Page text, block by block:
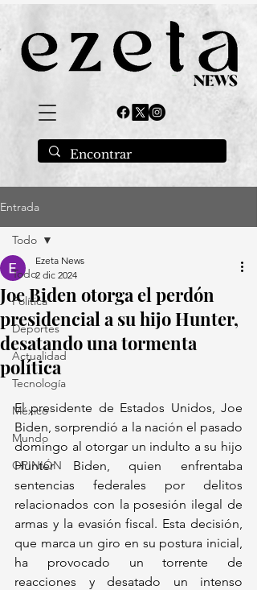
Entrada
Todo
Política
Deportes
Actualidad
Tecnología
México
Mundo
OPINIÓN
Todo
Joe Biden otorga el perdón
presidencial a su hijo Hunter,
desatando una tormenta
política
Ezeta News
2 dic 2024
El presidente de Estados Unidos, Joe
Biden, sorprendió a la nación el pasado
domingo al otorgar un indulto a su hijo
Hunter Biden, quien enfrentaba
sentencias federales por delitos
relacionados con la posesión ilegal de
armas y la evasión fiscal. Esta decisión,
que marca un giro en su postura inicial,
ha provocado un torrente de
reacciones y desatado un intenso